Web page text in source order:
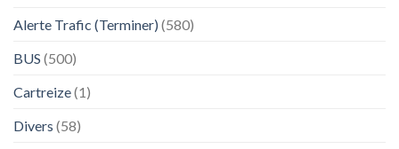
Alerte Trafic (Terminer) (580)
BUS (500)
Cartreize(1)
Divers (58)